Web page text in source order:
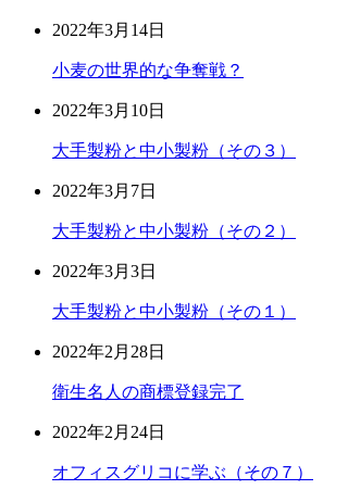
2022年3月14日
小麦の世界的な争奪戦？
2022年3月10日
大手製粉と中小製粉（その３）
2022年3月7日
大手製粉と中小製粉（その２）
2022年3月3日
大手製粉と中小製粉（その１）
2022年2月28日
衛生名人の商標登録完了
2022年2月24日
オフィスグリコに学ぶ（その７）